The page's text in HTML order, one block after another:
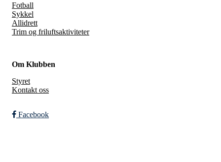
Fotball
Sykkel
Allidrett
Trim og friluftsaktiviteter
Om Klubben
Styret
Kontakt oss
Facebook